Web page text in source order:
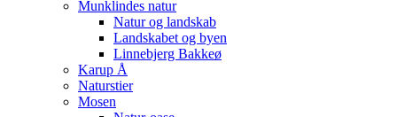
Munklindes natur
Natur og landskab
Landskabet og byen
Linnebjerg Bakkeø
Karup Å
Naturstier
Mosen